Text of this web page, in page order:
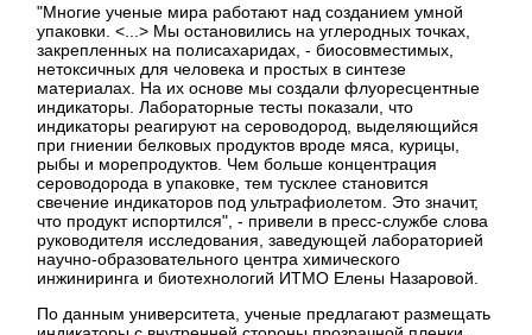
"Многие ученые мира работают над созданием умной
упаковки. <...> Мы остановились на углеродных точках,
закрепленных на полисахаридах, - биосовместимых,
нетоксичных для человека и простых в синтезе
материалах. На их основе мы создали флуоресцентные
индикаторы. Лабораторные тесты показали, что
индикаторы реагируют на сероводород, выделяющийся
при гниении белковых продуктов вроде мяса, курицы,
рыбы и морепродуктов. Чем больше концентрация
сероводорода в упаковке, тем тусклее становится
свечение индикаторов под ультрафиолетом. Это значит,
что продукт испортился", - привели в пресс-службе слова
руководителя исследования, заведующей лабораторией
научно-образовательного центра химического
инжиниринга и биотехнологий ИТМО Елены Назаровой.
По данным университета, ученые предлагают размещать